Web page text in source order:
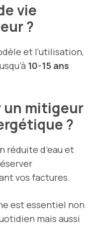
vie
?
et l’utilisation,
10-15 ans
un mitigeur
?
réduite d’eau et
vos factures.
est essentiel non
mais aussi